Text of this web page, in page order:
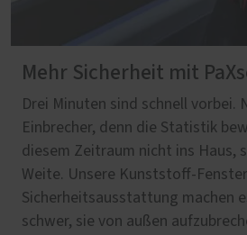
Mehr Sicherheit mit
Drei Minuten sind schnell vorbei.
Einbrecher, denn die Statistik
diesem Zeitraum nicht ins Haus,
Weite. Unsere Kunststoff-
Sicherheitsausstattung machen
schwer, sie von außen